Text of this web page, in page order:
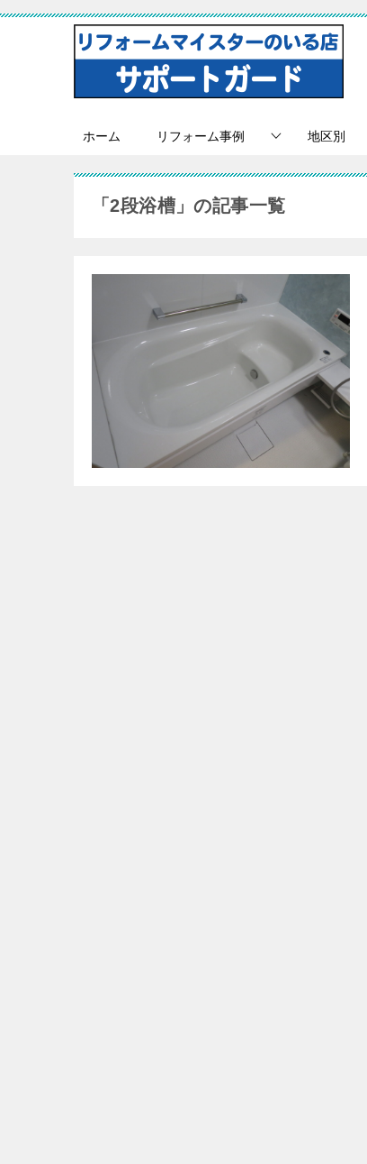
ホーム リフォーム事例 地区別
「2段浴槽」の記事一覧